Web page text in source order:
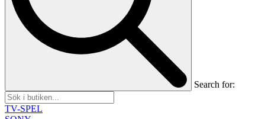
Search for:
TV-SPEL